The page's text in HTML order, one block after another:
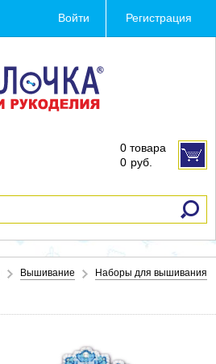
Войти Регистрация
0 товара
0 руб.
Вышивание Наборы для вышивания